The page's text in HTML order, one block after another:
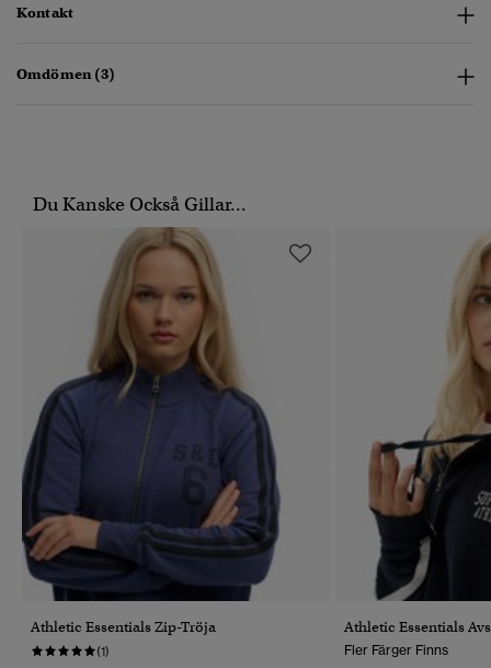
Kontakt
Omdömen (3)
Du Kanske Också Gillar...
Athletic Essentials Zip-Tröja
(1)
Athletic Essentials
Fler Färger Finns